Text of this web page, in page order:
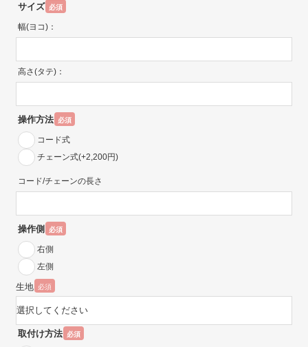
サイズ 必須
幅(ヨコ)：
高さ(タテ)：
操作方法 必須
コード式
チェーン式(+2,200円)
コード/チェーンの長さ
操作側 必須
右側
左側
生地 必須
取付け方法 必須